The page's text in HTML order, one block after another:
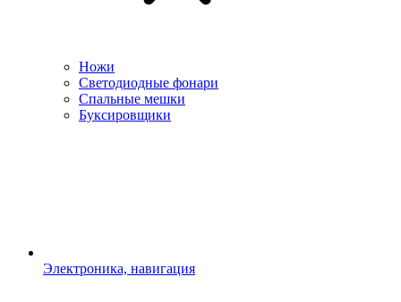
Ножи
Светодиодные фонари
Спальные мешки
Буксировщики
Электроника, навигация